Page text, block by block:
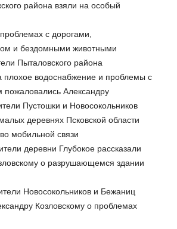
района взяли на особый
с дорогами,
и бездомными животными
Пыталовского района
плохое водоснабжение и проблемы с
пожаловались Александру
Пустошки и Новосокольников
деревнях Псковской области
мобильной связи
деревни Глубокое рассказали
о разрушающемся здании
Новосокольников и Бежаниц
Козловскому о проблемах